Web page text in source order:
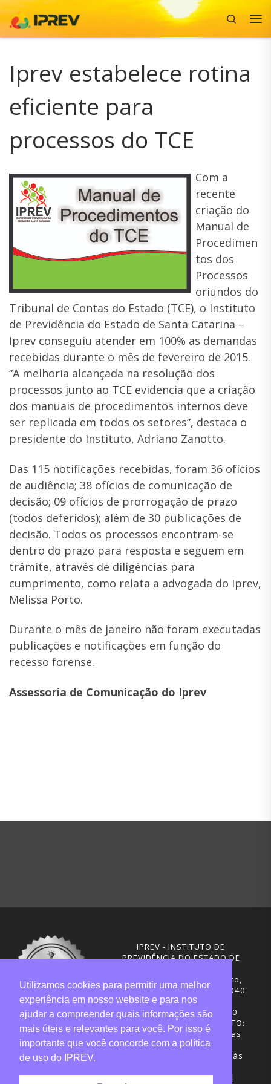
Skip to content
Search
Iprev estabelece rotina
eficiente para
processos do TCE
Com a
recente
criação do
Manual de
Procedimen
tos dos
Processos
oriundos do
Tribunal de Contas do Estado (TCE), o Instituto
de Previdência do Estado de Santa Catarina –
Iprev conseguiu atender em 100% as demandas
recebidas durante o mês de fevereiro de 2015.
“A melhoria alcançada na resolução dos
processos junto ao TCE evidencia que a criação
dos manuais de procedimentos internos deve
ser replicada em todos os setores”, destaca o
presidente do Instituto, Adriano Zanotto.
Das 115 notificações recebidas, foram 36 ofícios
de audiência; 38 ofícios de comunicação de
decisão; 09 ofícios de prorrogação de prazo
(todos deferidos); além de 30 publicações de
decisão. Todos os processos encontram-se
dentro do prazo para resposta e seguem em
trâmite, através de diligências para
cumprimento, como relata a advogada do Iprev,
Melissa Porto.
Durante o mês de janeiro não foram executadas
publicações e notificações em função do
recesso forense.
Assessoria de Comunicação do Iprev
IPREV - INSTITUTO DE
PREVIDÊNCIA DO ESTADO DE
Rua Visconde de Ouro Preto,
291 – Centro - CEP: 88020-040
Florianópolis - SC
Telefones: (48) 3665-4600
HORÁRIO DE FUNCIONAMENTO:
Central de Atendimento: das
12h30 às 18h
Sede administrativa: 7h30 às
Desenvolvimento: CIASC |
Utilizamos cookies para permitir uma melhor
experiência em nosso website e para nos
ajudar a compreender quais informações são
mais úteis e relevantes para você. Por isso é
importante que você concorde com a política
de uso do IPREV.